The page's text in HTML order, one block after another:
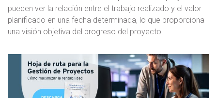
pueden ver la relación entre el trabajo realizado y el valor
planificado en una fecha determinada, lo que proporciona
una visión objetiva del progreso del proyecto.